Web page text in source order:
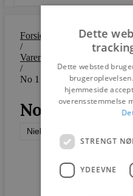
Forside
/
Varer
/
No 1
No 1
Nielaus
Dette
Dette websted
hjemmeside
overensstemmelse
STRENGT
YDEEVNE